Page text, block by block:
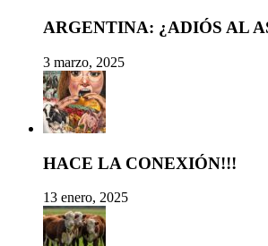
ARGENTINA: ¿ADIÓS AL
3 marzo, 2025
HACE LA CONEXIÓN!!!
13 enero, 2025